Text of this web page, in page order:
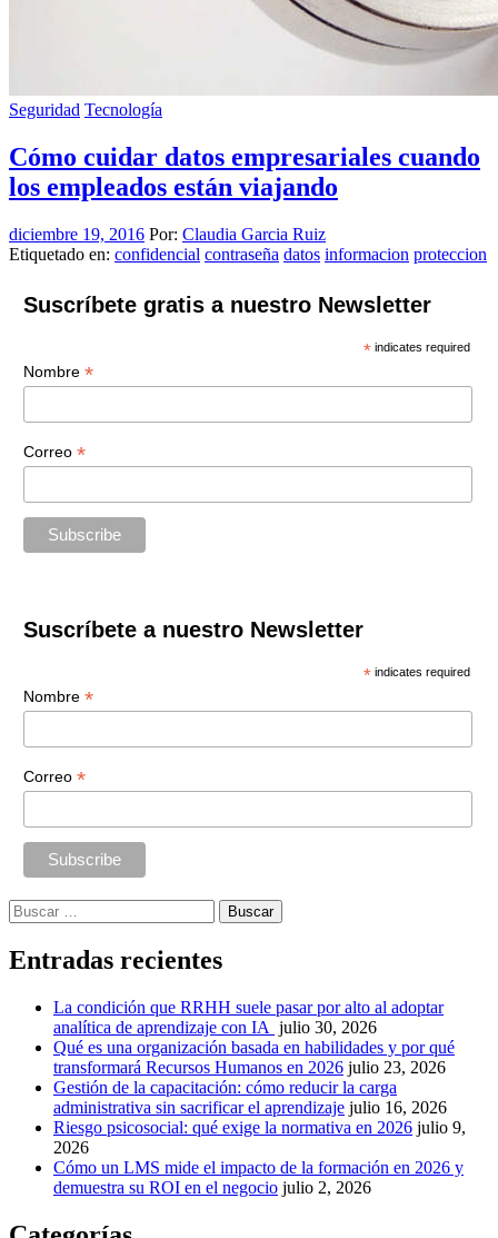
Seguridad Tecnología
Cómo cuidar datos empresariales cuando
los empleados están viajando
diciembre 19, 2016 Por: Claudia Garcia Ruiz
Etiquetado en: confidencial contraseña datos informacion proteccion
Suscríbete gratis a nuestro Newsletter
* indicates required
Nombre *
Correo *
Suscríbete a nuestro Newsletter
* indicates required
Nombre *
Correo *
Buscar:
Entradas recientes
La condición que RRHH suele pasar por alto al adoptar
analítica de aprendizaje con IA julio 30, 2026
Qué es una organización basada en habilidades y por qué
transformará Recursos Humanos en 2026 julio 23, 2026
Gestión de la capacitación: cómo reducir la carga
administrativa sin sacrificar el aprendizaje julio 16, 2026
Riesgo psicosocial: qué exige la normativa en 2026 julio 9,
2026
Cómo un LMS mide el impacto de la formación en 2026 y
demuestra su ROI en el negocio julio 2, 2026